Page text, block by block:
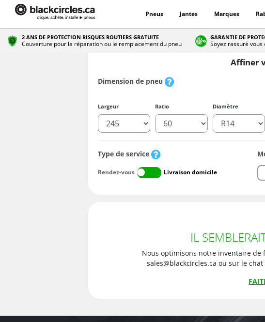
Pneus Jantes Marques
2 ANS DE PROTECTION RISQUES ROUTIERS GRATUITE
Couverture pour la réparation ou le remplacement du pneu
GARANTIE DE
Soyez rassuré
Affiner
Type de service
Rendez-vous Livraison domicile
Dimension de pneu
Largeur Ratio Diamètre
IL
Nous optimisons notre inventaire de
sales@blackcircles.ca ou sur le